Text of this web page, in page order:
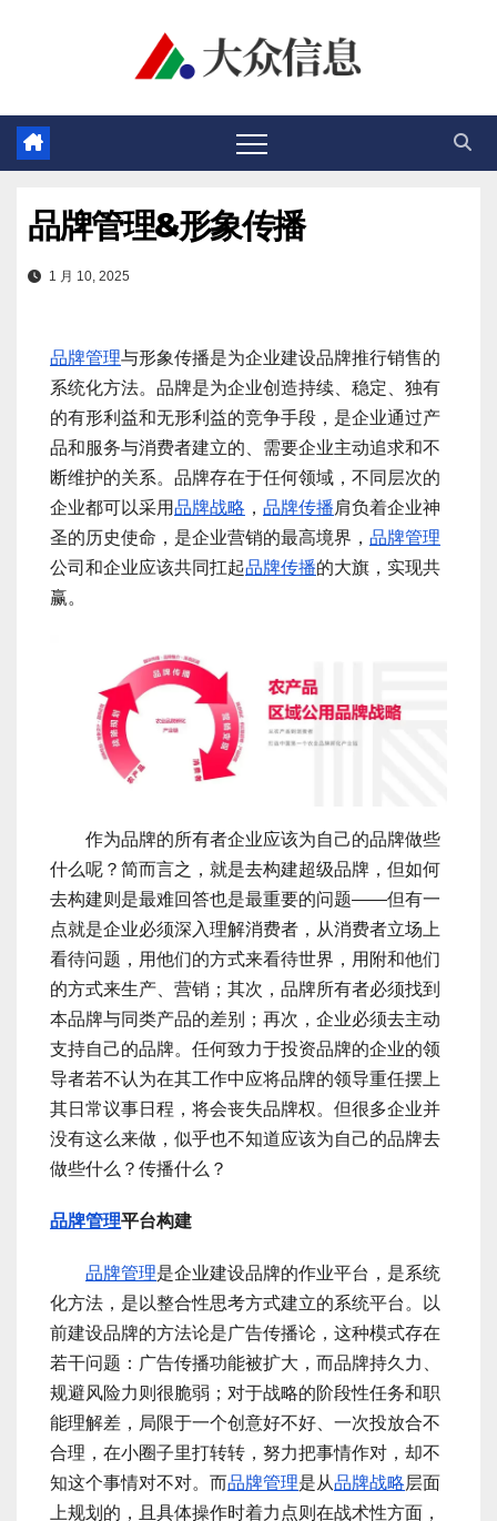
容
品牌管理&形象传播
1 月 10, 2025
品牌管理与形象传播是为企业建设品牌推行销售的
系统化方法。品牌是为企业创造持续、稳定、独有
的有形利益和无形利益的竞争手段，是企业通过产
品和服务与消费者建立的、需要企业主动追求和不
断维护的关系。品牌存在于任何领域，不同层次的
企业都可以采用品牌战略 ， 品牌传播肩负着企业神
圣的历史使命，是企业营销的最高境界， 品牌管理
公司和企业应该共同扛起品牌传播的大旗，实现共
赢。
作为品牌的所有者企业应该为自己的品牌做些
什么呢？简而言之，就是去构建超级品牌，但如何
去构建则是最难回答也是最重要的问题――但有一
点就是企业必须深入理解消费者，从消费者立场上
看待问题，用他们的方式来看待世界，用附和他们
的方式来生产、营销；其次，品牌所有者必须找到
本品牌与同类产品的差别；再次，企业必须去主动
支持自己的品牌。任何致力于投资品牌的企业的领
导者若不认为在其工作中应将品牌的领导重任摆上
其日常议事日程，将会丧失品牌权。但很多企业并
没有这么来做，似乎也不知道应该为自己的品牌去
做些什么？传播什么？
品牌管理平台构建
品牌管理是企业建设品牌的作业平台，是系统
化方法，是以整合性思考方式建立的系统平台。以
前建设品牌的方法论是广告传播论，这种模式存在
若干问题：广告传播功能被扩大，而品牌持久力、
规避风险力则很脆弱；对于战略的阶段性任务和职
能理解差，局限于一个创意好不好、一次投放合不
合理，在小圈子里打转转，努力把事情作对，却不
知这个事情对不对。而品牌管理是从品牌战略层面
上规划的，且具体操作时着力点则在战术性方面，